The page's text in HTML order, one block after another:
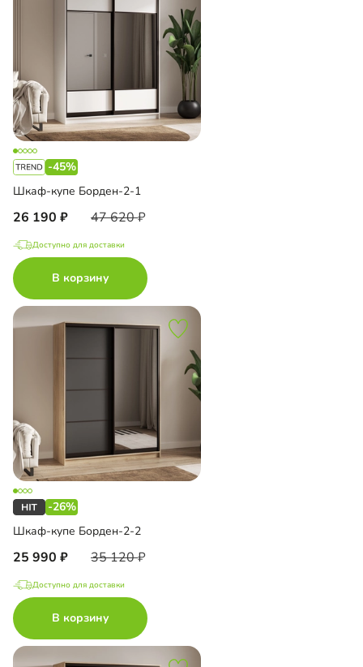
-45%
Шкаф-купе Борден-2-1
26 190 47 620
Доступно для доставки
В корзину
-26%
Шкаф-купе Борден-2-2
25 990 35 120
Доступно для доставки
В корзину